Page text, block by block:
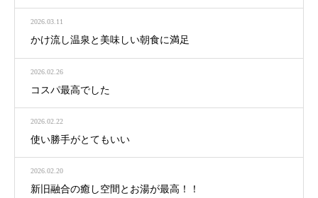
2026.03.11
かけ流し温泉と美味しい朝食に満足
2026.02.26
コスパ最高でした
2026.02.22
使い勝手がとてもいい
2026.02.20
新旧融合の癒し空間とお湯が最高！！